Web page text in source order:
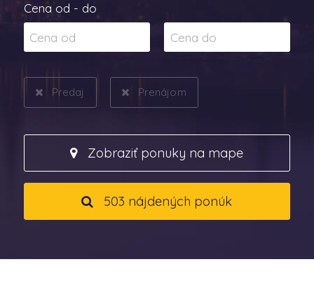
Cena od - do
Predaj Prenájom
Zobraziť ponuky na mape
503 nájdených ponúk